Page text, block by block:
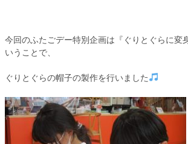
今回のふたごデー特別企画は『ぐりとぐらに変
いうことで、
ぐりとぐらの帽子の製作を行いました